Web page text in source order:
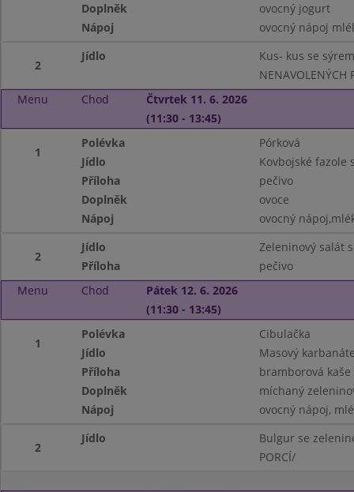
Doplněk
ovocný jogurt
Nápoj
ovocný nápoj
2
Jídlo
Kus- kus se
NENAVOLENÝCH
Menu
Chod
Čtvrtek 11. 6. 2026
(11:30 - 13:45)
1
Polévka
Pórková
Jídlo
Kovbojské fazole
Příloha
pečivo
Doplněk
ovoce
Nápoj
ovocný
2
Jídlo
Zeleninový salát
Příloha
pečivo
Menu
Chod
Pátek 12. 6. 2026
(11:30 - 13:45)
1
Polévka
Cibulačka
Jídlo
Masový
Příloha
bramborová kaše
Doplněk
míchaný
Nápoj
ovocný nápoj,
2
Jídlo
Bulgur se
PORCÍ/